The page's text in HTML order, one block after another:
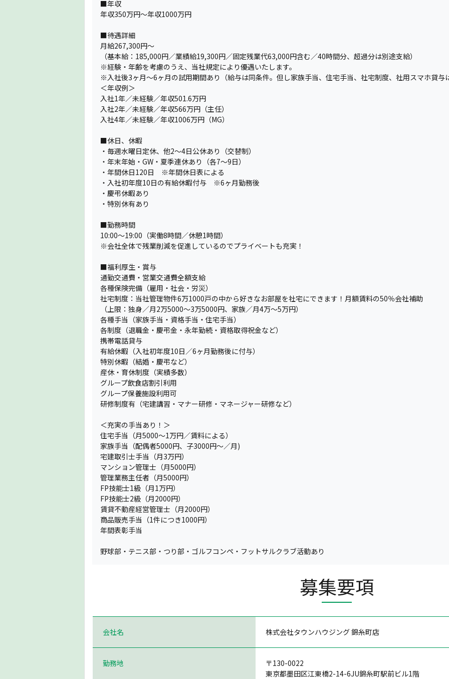
■年収
年収350万円〜年収1000万円
■待遇詳細
月給267,300円～
（基本給：185,000円／業績給19,300円／固定残業代63,000円含む／40時間分、超過分は別途支給）
※経験・年齢を考慮のうえ、当社規定により優遇いたします。
※入社後3ヶ月〜6ヶ月の試用期間あり（給与は同条件。但し家族手当、住宅手当、社宅制度、社用スマホ貸与
＜年収例＞
入社1年／未経験／年収501.6万円
入社2年／未経験／年収566万円（主任）
入社4年／未経験／年収1006万円（MG）
■休日、休暇
・毎週水曜日定休、他2〜4日公休あり（交替制）
・年末年始・GW・夏季連休あり（各7〜9日）
・年間休日120日 ※年間休日表による
・入社初年度10日の有給休暇付与 ※6ヶ月勤務後
・慶弔休暇あり
・特別休有あり
■勤務時間
10:00〜19:00（実働8時間／休憩1時間）
※会社全体で残業削減を促進しているのでプライベートも充実！
■福利厚生・賞与
通勤交通費・営業交通費全額支給
各種保険完備（雇用・社会・労災）
社宅制度：当社管理物件6万1000戸の中から好きなお部屋を社宅にできます！月額賃料の50％会社補助
（上限：独身／月2万5000〜3万5000円、家族／月4万〜5万円）
各種手当（家族手当・資格手当・住宅手当）
各制度（退職金・慶弔金・永年勤続・資格取得祝金など）
携帯電話貸与
有給休暇（入社初年度10日／6ヶ月勤務後に付与）
特別休暇（結婚・慶弔など）
産休・育休制度（実績多数）
グループ飲食店割引利用
グループ保養施設利用可
研修制度有（宅建講習・マナー研修・マネージャー研修など）
＜充実の手当あり！＞
住宅手当（月5000〜1万円／賃料による）
家族手当（配偶者5000円、子3000円〜／月)
宅建取引士手当（月3万円）
マンション管理士（月5000円）
管理業務主任者（月5000円）
FP技能士1級（月1万円）
FP技能士2級（月2000円）
賃貸不動産経営管理士（月2000円）
商品販売手当（1件につき1000円）
年間表彰手当
野球部・テニス部・つり部・ゴルフコンペ・フットサルクラブ活動あり
募集要項
会社名 株式会社タウンハウジング 錦糸町店
勤務地
〒130-0022
東京都墨田区江東橋2-14-6JU錦糸町駅前ビル1階